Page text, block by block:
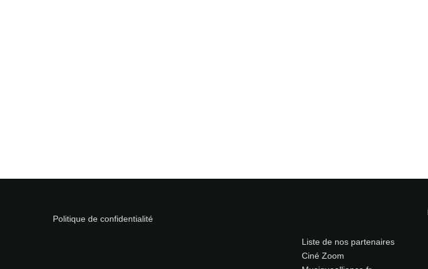
Politique de confidentialité
Liste de nos partenaires
Ciné Zoom